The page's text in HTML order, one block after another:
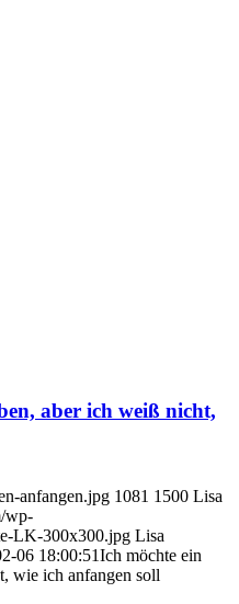
aber ich weiß nicht,
anfangen.jpg 1081 1500 Lisa
wp-
LK-300x300.jpg Lisa
06 18:00:51Ich möchte ein
wie ich anfangen soll